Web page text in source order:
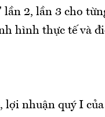
2, lần 3 cho
hình thực tế và
lợi nhuận quý I